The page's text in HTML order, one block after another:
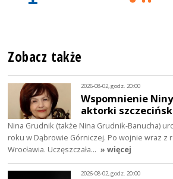
Zobacz także
2026-08-02, godz. 20:00
Wspomnienie
aktorki
Nina Grudnik (także Nina Grudnik-Banucha)
roku w Dąbrowie Górniczej. Po wojnie wraz z
Wrocławia. Uczęszczała… » więcej
2026-08-02, godz. 20:00